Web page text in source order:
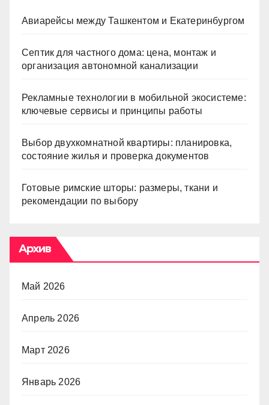
Авиарейсы между Ташкентом и Екатеринбургом
Септик для частного дома: цена, монтаж и
организация автономной канализации
Рекламные технологии в мобильной экосистеме:
ключевые сервисы и принципы работы
Выбор двухкомнатной квартиры: планировка,
состояние жилья и проверка документов
Готовые римские шторы: размеры, ткани и
рекомендации по выбору
Архив
Май 2026
Апрель 2026
Март 2026
Январь 2026